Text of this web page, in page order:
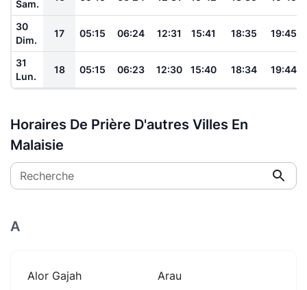
Sam.
30
Dim.
17 05:15 06:24 12:31 15:41 18:35 19:45
31
Lun.
18 05:15 06:23 12:30 15:40 18:34 19:44
Horaires De Prière D'autres Villes En
Malaisie
Recherche
A
Alor Gajah Arau